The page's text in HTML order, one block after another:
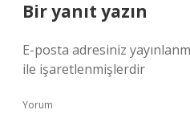
Bir yanıt yazın
E-posta adresiniz
ile işaretlenmişlerdir
Yorum